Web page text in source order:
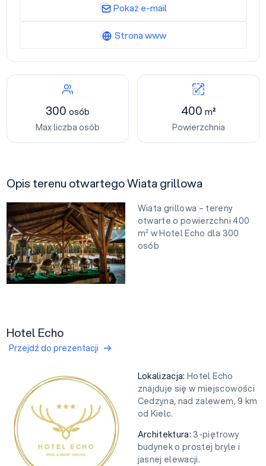
300 osób
Max liczba osób
400m²
Powierzchnia
Opis terenu otwartego Wiata grillowa
Wiata grillowa – tereny
otwarte o powierzchni 400
m² w Hotel Echo dla 300
osób
Hotel Echo
Przejdź do prezentacji
Lokalizacja: Hotel Echo
znajduje się w miejscowości
Cedzyna, nad zalewem, 9 km
od Kielc.
Architektura: 3-piętrowy
budynek o prostej bryle i
jasnej elewacji.
Pokaż e-mail
Strona www